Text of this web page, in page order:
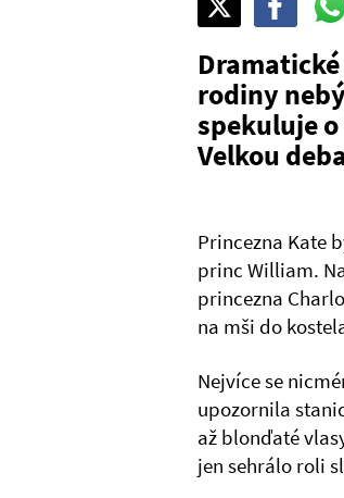
Pošli
na
Pošli
na
Facebook
rodiny
spekuluje
Velkou
Princezna Kate
princ William.
princezna
na mši do
Nejvíce se
upozornila
až blonďaté
jen sehrálo roli